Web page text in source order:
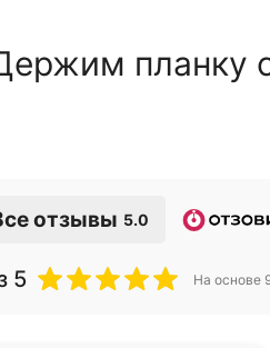
планку
отзывы 5.0
5 На основе